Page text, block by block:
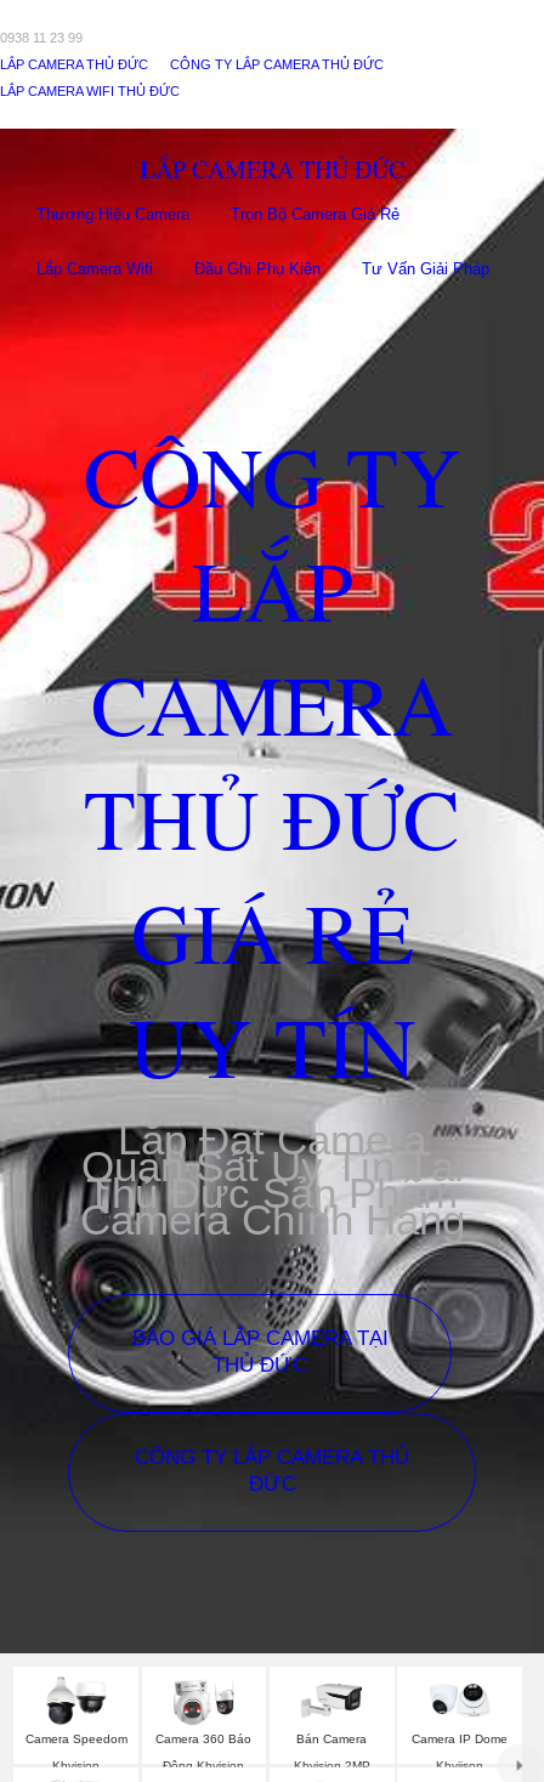
0938 11 23 99
LẮP CAMERA THỦ ĐỨC
CÔNG TY LẮP CAMERA THỦ ĐỨC
LẮP CAMERA WIFI THỦ ĐỨC
LẮP CAMERA THỦ ĐỨC
Thương Hiệu Camera Trọn Bộ Camera Giá Rẻ
Lắp Camera Wifi Đầu Ghi Phụ Kiên Tư Vấn Giải Pháp
CÔNG TY
LẮP
CAMERA
THỦ ĐỨC
GIÁ RẺ
UY TÍN
Lắp Đặt Camera
Quan Sát Uy Tín Tại
Thủ Đức Sản Phẩm
Camera Chính Hãng
BÁO GIÁ LẮP CAMERA TẠI
THỦ ĐỨC
CÔNG TY LẮP CAMERA THỦ
ĐỨC
Camera Speedom
Kbvision
Camera 360 Báo
Động Kbvision
Bán Camera
Kbvision 2MP
Camera IP Dome
Kbviison